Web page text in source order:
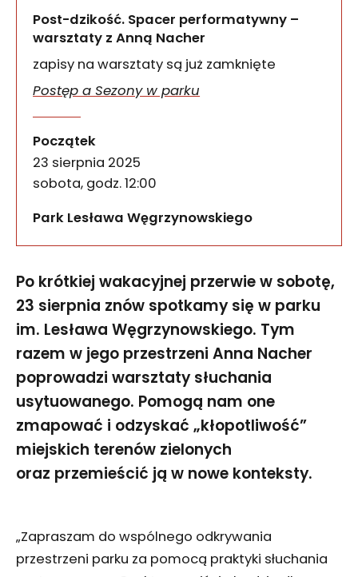
Post-dzikość. Spacer performatywny –
warsztaty z Anną Nacher
zapisy na warsztaty są już zamknięte
Postęp a Sezony w parku
Po krótkiej wakacyjnej przerwie w sobotę, 23
Początek
23 sierpnia 2025
sobota, godz. 12:00
Park Lesława Węgrzynowskiego
Po krótkiej wakacyjnej przerwie w sobotę,
23 sierpnia znów spotkamy się w parku
im. Lesława Węgrzynowskiego. Tym
razem w jego przestrzeni Anna Nacher
poprowadzi warsztaty słuchania
usytuowanego. Pomogą nam one
zmapować i odzyskać „kłopotliwość”
miejskich terenów zielonych
oraz przemieścić ją w nowe konteksty.
„Zapraszam do wspólnego odkrywania
przestrzeni parku za pomocą praktyki słuchania